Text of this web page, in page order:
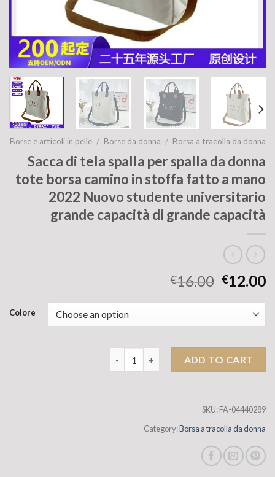
Borse e articoli in pelle / Borse da donna / Borsa a tracolla da donna
Sacca di tela spalla per spalla da donna
tote borsa camino in stoffa fatto a mano
2022 Nuovo studente universitario
grande capacità di grande capacità
€16.00 €12.00
Colore
ADD TO CART
SKU:FA-04440289
Category:Borsa a tracolla da donna